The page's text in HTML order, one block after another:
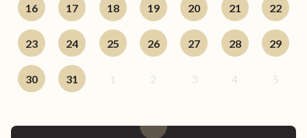
16 17 18 19 20 21 22
23 24 25 26 27 28 29
30 31 1 2 3 4 5